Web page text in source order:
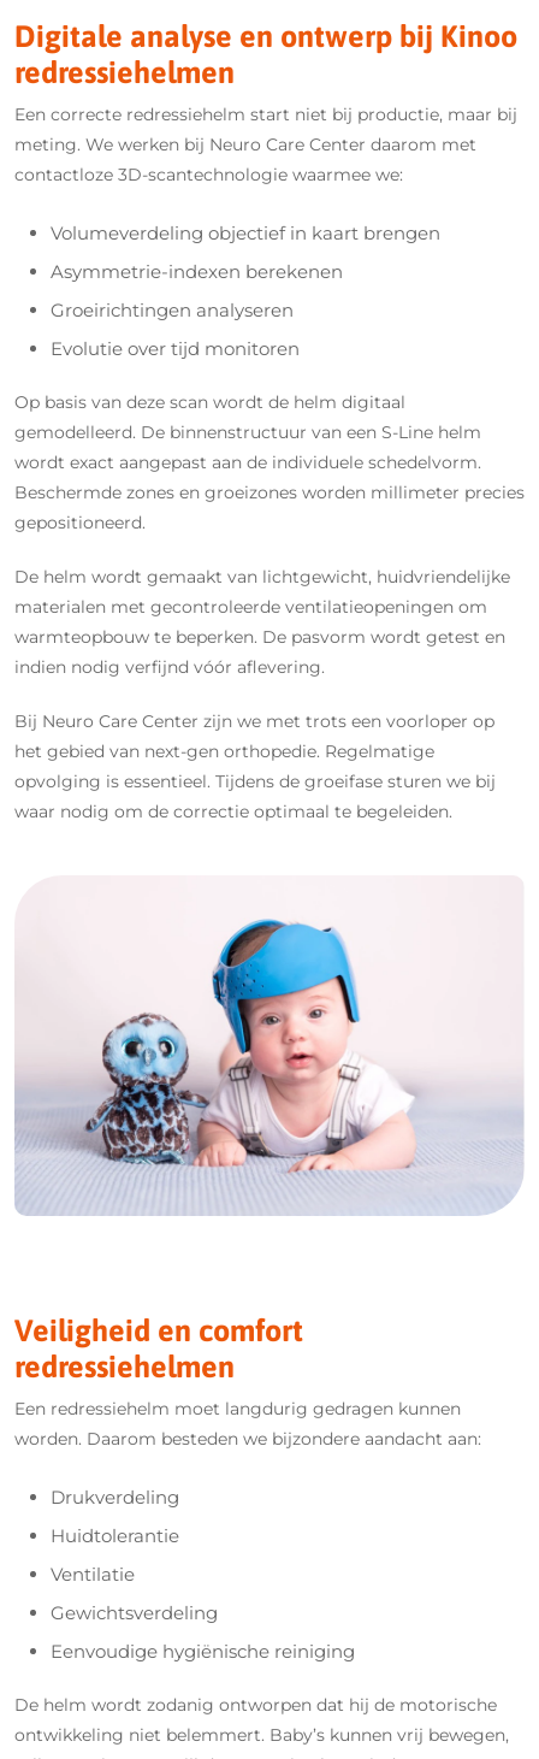
Hoe werkt het?
De redressiehelm creëert ruimte aan de afgeplatte zijde
en begrenst expansie aan de contralaterale prominente
zijde. Hierdoor wordt volumeverdeling progressief
gecorrigeerd.
De achterzijde krijgt gecontroleerde groeiruimte terwijl
laterale expansie subtiel wordt begrensd. Dit stimuleert
een meer gebalanceerde lengte-breedteverhouding.
Bij gecombineerde afwijkingen worden meerdere
correctievlakken simultaan geïntegreerd in het digitale
Langdurige couveusezorg
CPAP-maskers of beademing
Neurologische aandoeningen met beperkte
Torticollis of spieronevenwicht
In deze gevallen beoordelen we bij Neuro Care Center
correctie medisch verantwoord en zinvol is.
Digitale analyse en ontwerp bij Kinoo
redressiehelmen
Een correcte redressiehelm start niet bij productie, maar bij
meting. We werken bij Neuro Care Center daarom met
contactloze 3D-scantechnologie waarmee we:
Volumeverdeling objectief in kaart brengen
Asymmetrie-indexen berekenen
Groeirichtingen analyseren
Evolutie over tijd monitoren
Op basis van deze scan wordt de helm digitaal
gemodelleerd. De binnenstructuur van een S-Line helm
wordt exact aangepast aan de individuele schedelvorm.
Beschermde zones en groeizones worden millimeter precies
gepositioneerd.
De helm wordt gemaakt van lichtgewicht, huidvriendelijke
materialen met gecontroleerde ventilatieopeningen om
warmteopbouw te beperken. De pasvorm wordt getest en
indien nodig verfijnd vóór aflevering.
Bij Neuro Care Center zijn we met trots een voorloper op
het gebied van next-gen orthopedie. Regelmatige
opvolging is essentieel. Tijdens de groeifase sturen we bij
waar nodig om de correctie optimaal te begeleiden.
Veiligheid en comfort
redressiehelmen
Een redressiehelm moet langdurig gedragen kunnen
worden. Daarom besteden we bijzondere aandacht aan:
Drukverdeling
Huidtolerantie
Ventilatie
Gewichtsverdeling
Eenvoudige hygiënische reiniging
De helm wordt zodanig ontworpen dat hij de motorische
ontwikkeling niet belemmert. Baby’s kunnen vrij bewegen,